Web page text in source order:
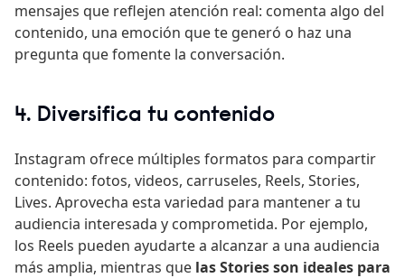
mensajes que reflejen atención real: comenta algo del
contenido, una emoción que te generó o haz una
pregunta que fomente la conversación.
4. Diversifica tu contenido
Instagram ofrece múltiples formatos para compartir
contenido: fotos, videos, carruseles, Reels, Stories,
Lives. Aprovecha esta variedad para mantener a tu
audiencia interesada y comprometida. Por ejemplo,
los Reels pueden ayudarte a alcanzar a una audiencia
más amplia, mientras que las Stories son ideales para